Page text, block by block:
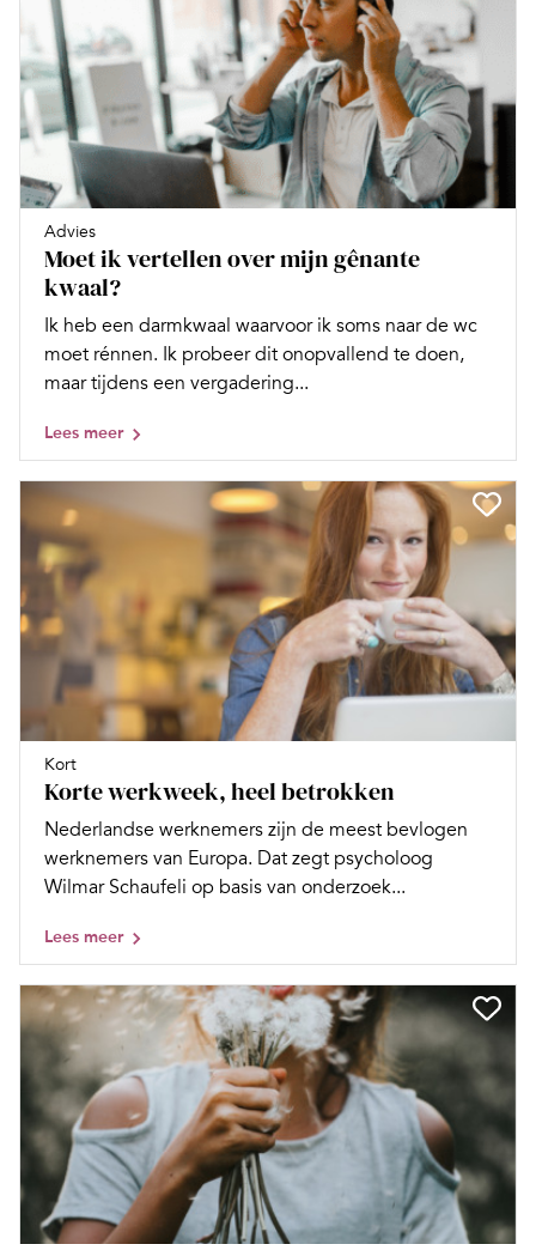
Advies
Moet ik vertellen over mijn gênante
kwaal?
Ik heb een darmkwaal waarvoor ik soms naar de wc
moet rénnen. Ik probeer dit onopvallend te doen,
maar tijdens een vergadering...
Lees meer
Kort
Korte werkweek, heel betrokken
Nederlandse werknemers zijn de meest bevlogen
werknemers van Europa. Dat zegt psycholoog
Wilmar Schaufeli op basis van onderzoek...
Lees meer